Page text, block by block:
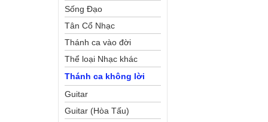
Sống Đạo
Tân Cổ Nhạc
Thánh ca vào đời
Thể loại Nhạc khác
Thánh ca không lời
Guitar
Guitar (Hòa Tấu)